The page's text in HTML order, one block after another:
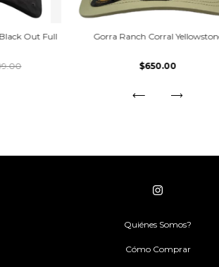
Out Full Gorra Ranch Corral
$650.00
Quiénes Somos?
Cómo Comprar